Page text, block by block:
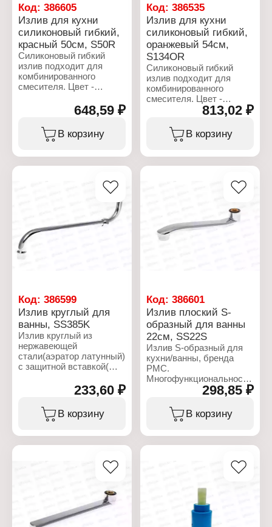
Код: 386605
Излив для кухни
силиконовый гибкий,
красный 50см, S50R
Силиконовый гибкий
излив подходит для
комбинированного
смесителя. Цвет -
Характеристики:
Торговая марка: РМС
Артикул: S50R
смесителя
Назначение: для кухни
Тип излива: поворотный
Длина излива: 50 см
Материал: нержавеющая
Цвет: красный
Особенность: гибкий
Габаритные размеры:
500х100х30 мм
648,59 ₽
В корзину
Код:386535
Излив для кухни
силиконовый гибкий,
оранжевый 54см,
S134OR
Силиконовый гибкий
излив подходит для
комбинированного
смесителя. Цвет -
Характеристики:
Торговая марка: РМС
Назначение: для кухни
Тип излива: поворотный
Материал: нержавеющая
сталь, силикон
Цвет: оранжевый
Особенность: гибкий
813,02 ₽
В корзину
Код: 386599
Излив круглый для
ванны, SS385K
Излив круглый из
нержавеющей
стали(аэратор латунный)
с защитной вставкой(
поверхности излива).
Многофункциональность
изделия позволяет
увеличивать зону
смесителя, легко мыть
ванну. Легкий в уходе,
Характеристики:
Торговая марка: РМС
233,60 ₽
В корзину
Код:386601
Излив плоский S-
образный для ванны
22см, SS22S
Излив S-образный для
кухни/ванны, бренда
РМС.
Многофункциональность
изделия позволяет
использования
смесителя, легко мыть
загрязнениям. Излив
воды (латунным
аэратором).
Соединительная группа:
латунные гайки.
298,85 ₽
В корзину